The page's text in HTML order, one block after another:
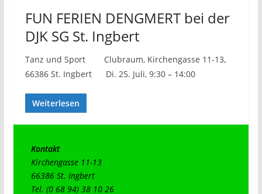
FUN FERIEN DENGMERT bei der
DJK SG St. Ingbert
Tanz und Sport Clubraum, Kirchengasse 11-13,
66386 St. Ingbert Di. 25. Juli, 9:30 – 14:00
Weiterlesen
Kontakt
Kirchengasse 11-13
66386 St. Ingbert
Tel. (0 68 94) 38 10 26